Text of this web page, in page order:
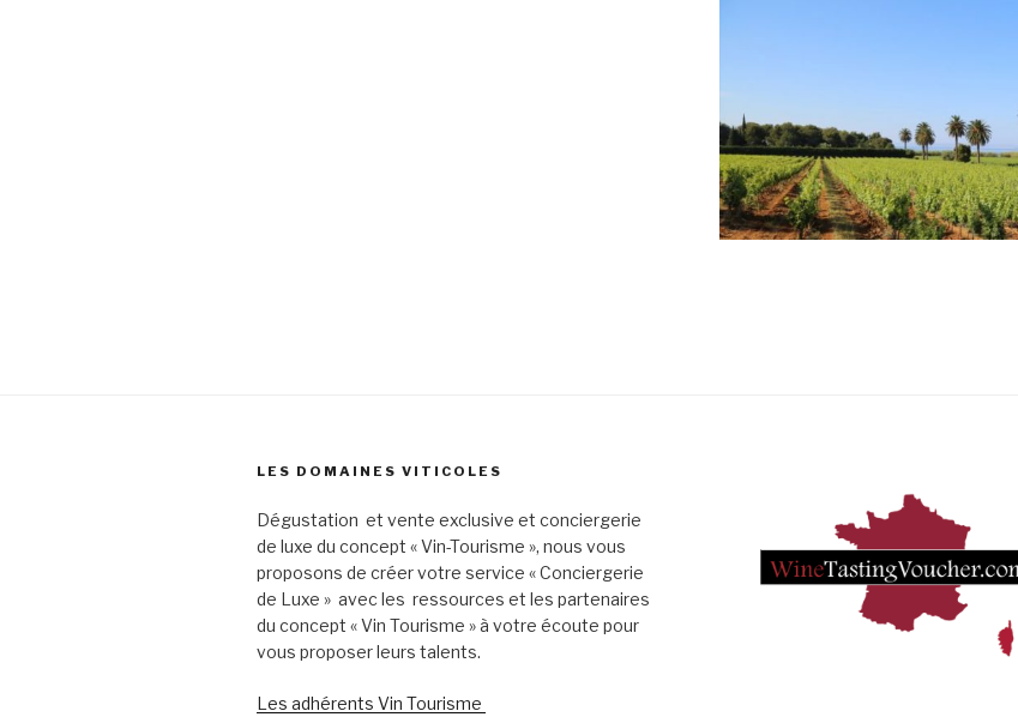
LES DOMAINES VITICOLES
Dégustation et vente exclusive et conciergerie
de luxe du concept « Vin-Tourisme », nous vous
proposons de créer votre service « Conciergerie
de Luxe » avec les ressources et les partenaires
du concept « Vin Tourisme » à votre écoute pour
vous proposer leurs talents.
Les adhérents Vin Tourisme